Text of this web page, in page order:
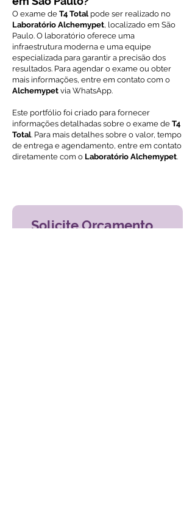
O exame de T4 Total pode ser realizado no
Laboratório Alchemypet, localizado em São
Paulo. O laboratório oferece uma
infraestrutura moderna e uma equipe
especializada para garantir a precisão dos
resultados. Para agendar o exame ou obter
mais informações, entre em contato com o
Alchemypet via WhatsApp.
Este portfólio foi criado para fornecer
informações detalhadas sobre o exame de T4
Total. Para mais detalhes sobre o valor, tempo
de entrega e agendamento, entre em contato
diretamente com o Laboratório Alchemypet.
Solicite Orçamento